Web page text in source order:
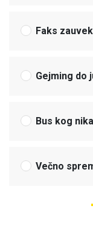
Faks zauvek
Gejming do
Bus kog
Večno